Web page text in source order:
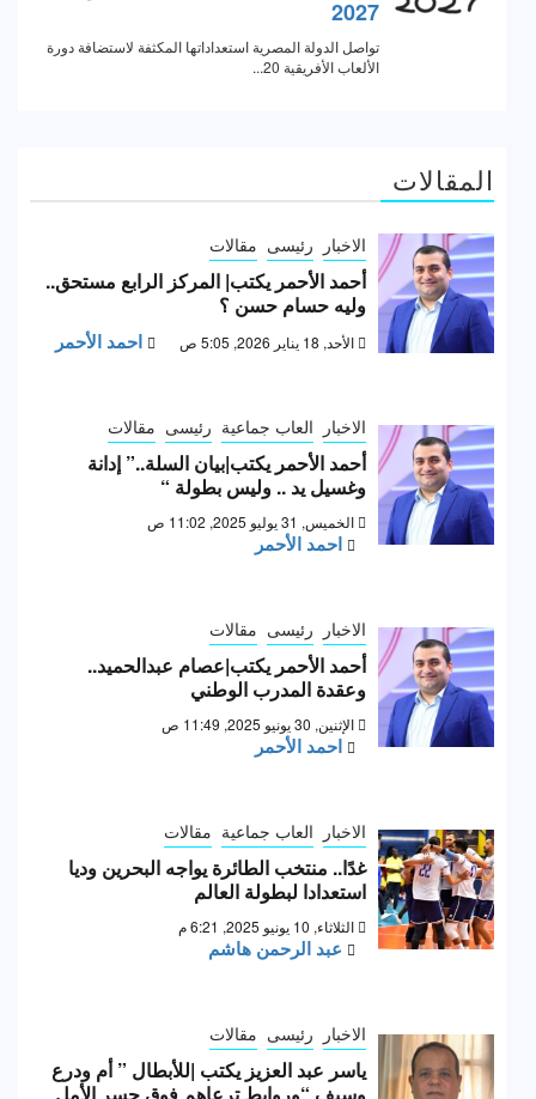
المقالات
الاخبار رئيسى مقالات
أحمد الأحمر يكتب| المركز الرابع مستحق..
وليه حسام حسن ؟
الأحد, 18 يناير 2026, 5:05 ص احمد الأحمر
الاخبار العاب جماعية رئيسى مقالات
أحمد الأحمر يكتب|بيان السلة..” إدانة
وغسيل يد .. وليس بطولة “
الخميس, 31 يوليو 2025, 11:02 ص
احمد الأحمر
الاخبار رئيسى مقالات
أحمد الأحمر يكتب|عصام عبدالحميد..
وعقدة المدرب الوطني
الإثنين, 30 يونيو 2025, 11:49 ص
احمد الأحمر
الاخبار العاب جماعية مقالات
غدًا.. منتخب الطائرة يواجه البحرين وديا
استعدادا لبطولة العالم
الثلاثاء, 10 يونيو 2025, 6:21 م
عبد الرحمن هاشم
الاخبار رئيسى مقالات
ياسر عبد العزيز يكتب |للأبطال ” أم ودرع